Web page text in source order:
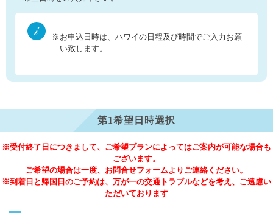
※お申込日時は、ハワイの日程及び時間でご入力お願
い致します。
第1希望日時選択
※受付終了日につきまして、ご希望プランによってはご案内が可能な場合も
ございます。
ご希望の場合は一度、お問合せフォームよりご連絡ください。
※到着日と帰国日のご予約は、万が一の交通トラブルなどを考え、ご遠慮い
ただいております